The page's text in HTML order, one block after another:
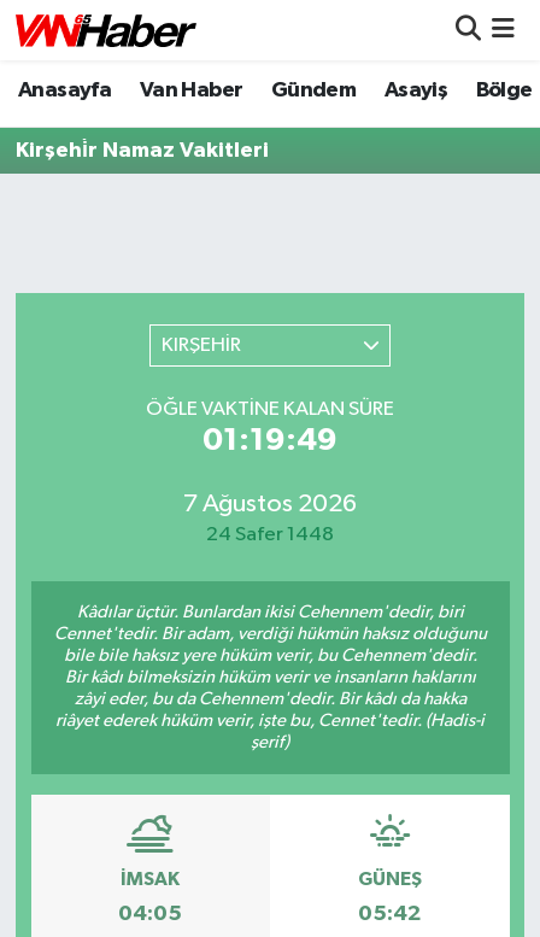
Anasayfa Van Haber Gündem Asayiş Bölge
Kirşehi̇r Namaz Vakitleri
KIRŞEHİR
ÖĞLE VAKTİNE KALAN SÜRE
01:19:49
7 Ağustos 2026
24 Safer 1448
Kâdılar üçtür. Bunlardan ikisi Cehennem'dedir, biri
Cennet'tedir. Bir adam, verdiği hükmün haksız olduğunu
bile bile haksız yere hüküm verir, bu Cehennem'dedir.
Bir kâdı bilmeksizin hüküm verir ve insanların haklarını
zâyi eder, bu da Cehennem'dedir. Bir kâdı da hakka
riâyet ederek hüküm verir, işte bu, Cennet'tedir. (Hadis-i
şerif)
İMSAK
04:05
GÜNEŞ
05:42
Nöbetçi Eczaneler
Hava Durumu
Tüm Manşetler
Son Dakika Haberleri